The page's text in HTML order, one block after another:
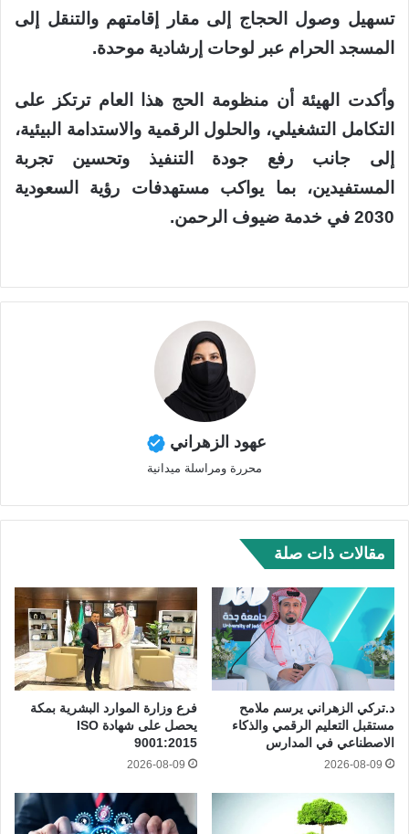
تسهيل وصول الحجاج إلى مقار إقامتهم والتنقل إلى
المسجد الحرام عبر لوحات إرشادية موحدة.
وأكدت الهيئة أن منظومة الحج هذا العام ترتكز على
التكامل التشغيلي، والحلول الرقمية والاستدامة البيئية،
إلى جانب رفع جودة التنفيذ وتحسين تجربة
المستفيدين، بما يواكب مستهدفات رؤية السعودية
2030 في خدمة ضيوف الرحمن.
عهود الزهراني
محررة ومراسلة ميدانية
مقالات ذات صلة
د.تركي الزهراني يرسم ملامح
مستقبل التعليم الرقمي والذكاء
الاصطناعي في المدارس
2026-08-09
فرع وزارة الموارد البشرية بمكة
يحصل على شهادة ISO
9001:2015
2026-08-09